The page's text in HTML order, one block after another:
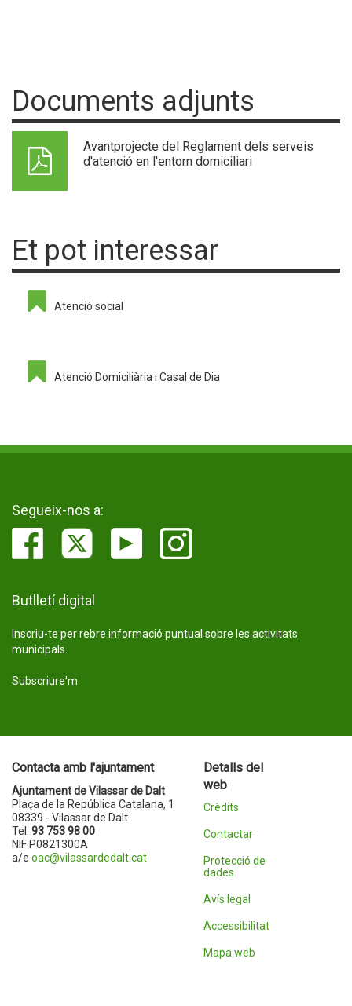
Documents adjunts
Avantprojecte del Reglament dels serveis
d'atenció en l'entorn domiciliari
Et pot interessar
Atenció social
Atenció Domiciliària i Casal de Dia
Segueix-nos a:
Butlletí digital
Inscriu-te per rebre informació puntual sobre les activitats
municipals.
Subscriure'm
Contacta amb l'ajuntament
Ajuntament de Vilassar de Dalt
Plaça de la República Catalana, 1
08339 - Vilassar de Dalt
Tel. 93 753 98 00
NIF P0821300A
a/e oac@vilassardedalt.cat
Detalls del
web
Crèdits
Contactar
Protecció de
dades
Avís legal
Accessibilitat
Mapa web